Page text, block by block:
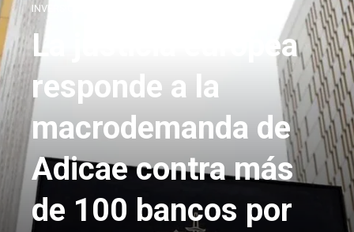
INVERSIONES Y NEGOCIOS
La justicia europea
responde a la
macrodemanda de
Adicae contra más
de 100 bancos por